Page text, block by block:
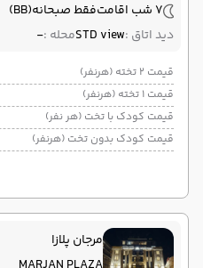
7 شب اقامت فقط صبحانه(BB)
دید اتاق :STD viewمحله :-
قیمت 2 تخته (هرنفر)
قیمت 1 تخته (هرنفر)
قیمت کودک با تخت (هر نفر)
قیمت کودک بدون تخت (هرنفر)
مرجان پلازا